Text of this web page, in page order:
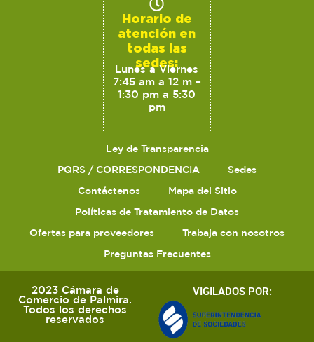
Horario de
atención en
todas las
sedes:
Lunes a Viernes
7:45 am a 12 m –
1:30 pm a 5:30
pm
Ley de Transparencia
PQRS / CORRESPONDENCIA
Sedes
Contáctenos
Mapa del Sitio
Políticas de Tratamiento de Datos
Ofertas para proveedores
Trabaja con nosotros
Preguntas Frecuentes
2023 Cámara de
Comercio de Palmira.
Todos los derechos
reservados
VIGILADOS POR: